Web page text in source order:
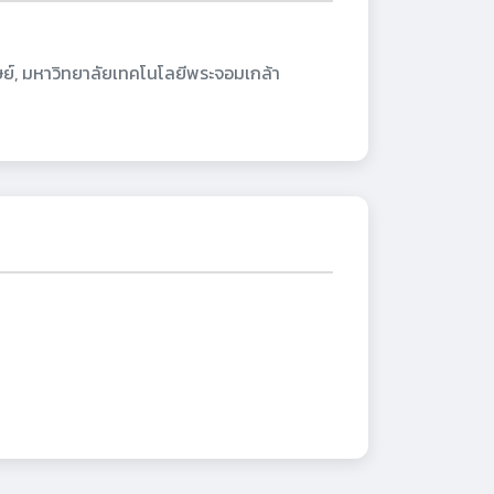
มหาวิทยาลัยเทคโนโลยีพระจอมเกล้า